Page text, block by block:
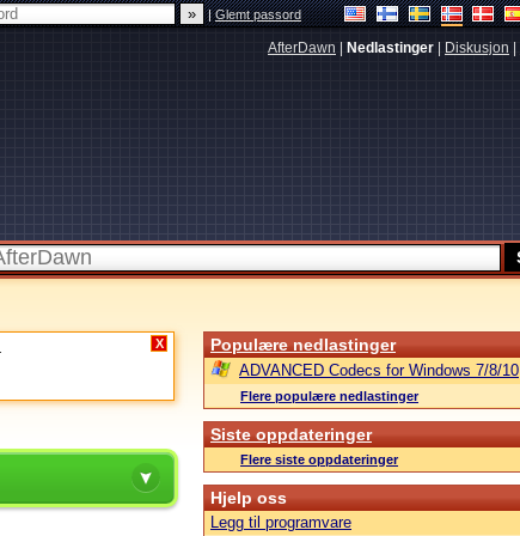
|Glemt passord
AfterDawn Nedlastinger Diskusjon
X Populære nedlastinger
ADVANCED Codecs for Windows 7/8/10
Flere populære nedlastinger
Siste oppdateringer
Flere siste oppdateringer
Hjelp oss
Legg til programvare